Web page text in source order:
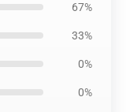
67%
33%
0%
0%